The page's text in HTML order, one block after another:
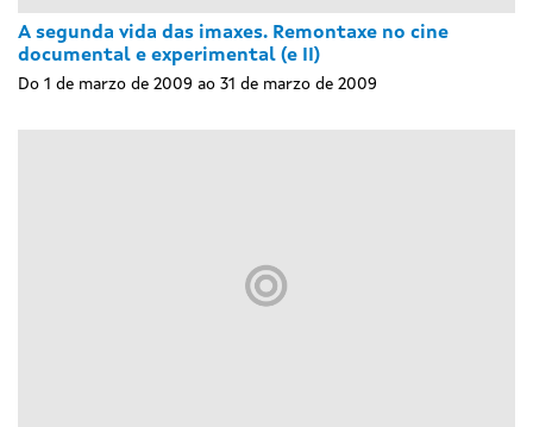
A segunda vida das imaxes. Remontaxe no cine
documental e experimental (e II)
Do 1 de marzo de 2009 ao 31 de marzo de 2009